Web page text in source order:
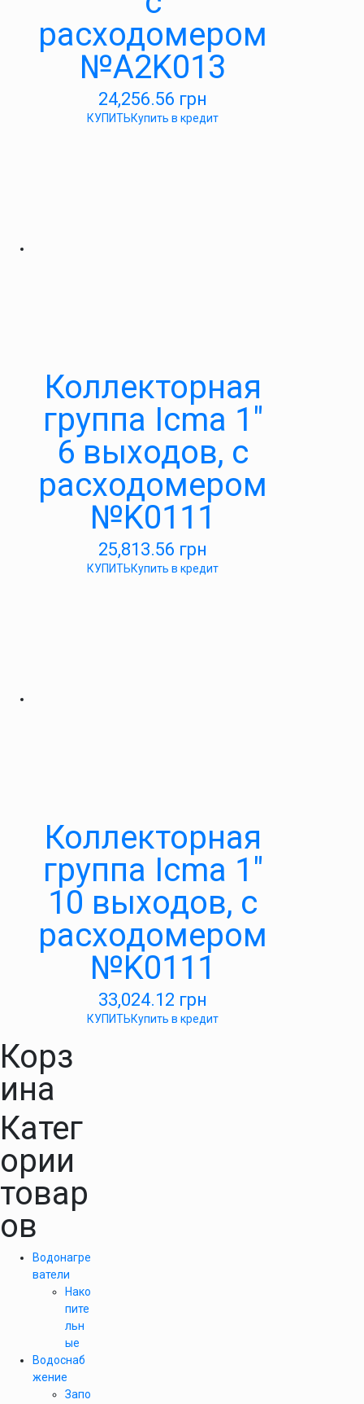
расходомером
№A2K013
24,256.56 грн
КУПИТЬКупить в кредит
Коллекторная
группа Icma 1″
6 выходов, с
расходомером
№K0111
25,813.56 грн
КУПИТЬКупить в кредит
Коллекторная
группа Icma 1″
10 выходов, с
расходомером
№K0111
33,024.12 грн
КУПИТЬКупить в кредит
Корз
ина
Катег
ории
товар
ов
Водонагре
ватели
Нако
пите
льн
ые
Водоснаб
жение
Запо